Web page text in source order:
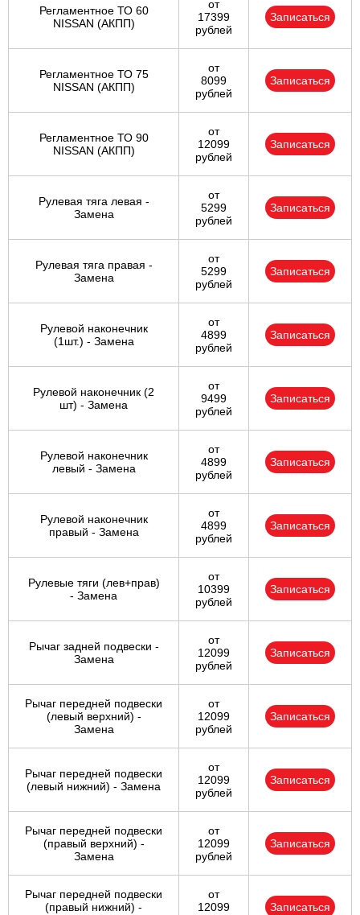
Регламентное ТО 60
NISSAN (АКПП)
от
17399
рублей
Записаться
Регламентное ТО 75
NISSAN (АКПП)
от
8099
рублей
Записаться
Регламентное ТО 90
NISSAN (АКПП)
от
12099
рублей
Записаться
Рулевая тяга левая -
Замена
от
5299
рублей
Записаться
Рулевая тяга правая -
Замена
от
5299
рублей
Записаться
Рулевой наконечник
(1шт.) - Замена
от
4899
рублей
Записаться
Рулевой наконечник (2
шт) - Замена
от
9499
рублей
Записаться
Рулевой наконечник
левый - Замена
от
4899
рублей
Записаться
Рулевой наконечник
правый - Замена
от
4899
рублей
Записаться
Рулевые тяги (лев+прав)
- Замена
от
10399
рублей
Записаться
Рычаг задней подвески -
Замена
от
12099
рублей
Записаться
Рычаг передней подвески
(левый верхний) -
Замена
от
12099
рублей
Записаться
Рычаг передней подвески
(левый нижний) - Замена
от
12099
рублей
Записаться
Рычаг передней подвески
(правый верхний) -
Замена
от
12099
рублей
Записаться
Рычаг передней подвески
(правый нижний) -
от
12099
Записаться